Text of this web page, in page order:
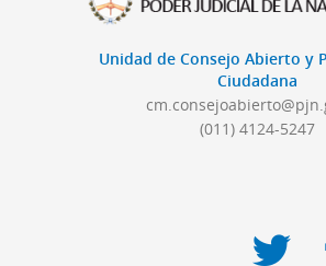
Unidad de Consejo Abierto y
Ciudadana
(011) 4124-5247